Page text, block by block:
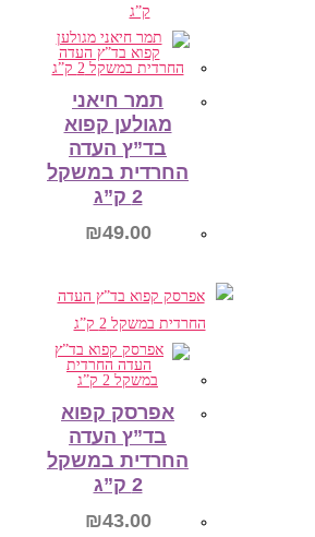
הוספה לסל
תמר חיאני
מגולען קפוא
בד”ץ העדה
החרדית במשקל
2 ק”ג
₪49.00
הוספה לסל
אפרסק קפוא
בד”ץ העדה
החרדית במשקל
2 ק”ג
₪43.00